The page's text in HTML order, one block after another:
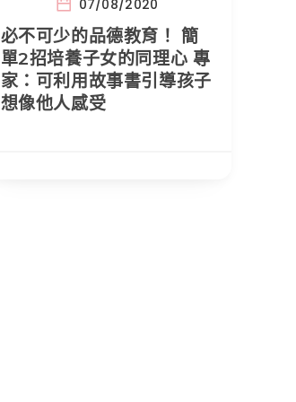
07/08/2020
必不可少的品德教育！ 簡
單2招培養子女的同理心 專
家：可利用故事書引導孩子
想像他人感受